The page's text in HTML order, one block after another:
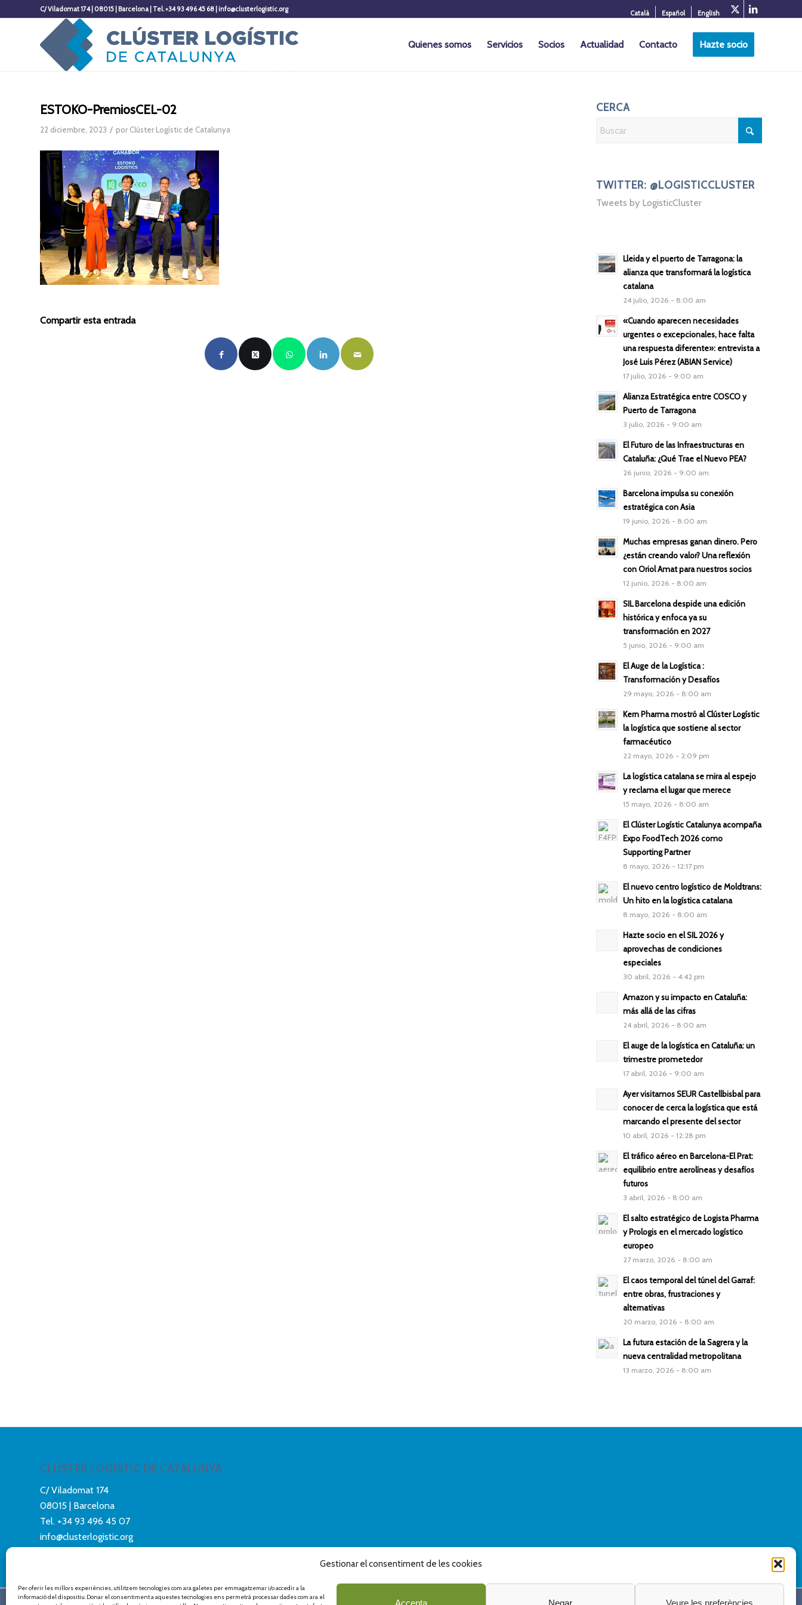
Gestionar el consentiment de les cookies
Per oferir les millors experiències, utilitzem tecnologies com ara galetes per emmagatzemar i/o accedir a la
informació del dispositiu. Donar el consentiment a aquestes tecnologies ens permetrà processar dades com ara el
Accepta Negar Veure les preferències
Català Español English
C/ Viladomat 174 | 08015 | Barcelona | Tel. +34 93 496 45 68 | info@clusterlogistic.org
Quienes somos Servicios Socios Actualidad Contacto Hazte socio
ESTOKO-PremiosCEL-02
22 diciembre, 2023 / por Clúster Logístic de Catalunya
Compartir esta entrada
CERCA
TWITTER: @LOGISTICCLUSTER
Tweets by LogisticCluster
Lleida y el puerto de Tarragona: la
alianza que transformará la logística
catalana
24 julio, 2026 - 8:00 am
«Cuando aparecen necesidades
urgentes o excepcionales, hace falta
una respuesta diferente»: entrevista a
José Luis Pérez (ABIAN Service)
17 julio, 2026 - 9:00 am
Alianza Estratégica entre COSCO y
Puerto de Tarragona
3 julio, 2026 - 9:00 am
El Futuro de las Infraestructuras en
Cataluña: ¿Qué Trae el Nuevo PEA?
26 junio, 2026 - 9:00 am
Barcelona impulsa su conexión
estratégica con Asia
19 junio, 2026 - 8:00 am
Muchas empresas ganan dinero. Pero
¿están creando valor? Una reflexión
con Oriol Amat para nuestros socios
12 junio, 2026 - 8:00 am
SIL Barcelona despide una edición
histórica y enfoca ya su
transformación en 2027
5 junio, 2026 - 9:00 am
El Auge de la Logística :
Transformación y Desafíos
29 mayo, 2026 - 8:00 am
Kern Pharma mostró al Clúster Logístic
la logística que sostiene al sector
farmacéutico
22 mayo, 2026 - 2:09 pm
La logística catalana se mira al espejo
y reclama el lugar que merece
15 mayo, 2026 - 8:00 am
El Clúster Logístic Catalunya acompaña
Expo FoodTech 2026 como
Supporting Partner
8 mayo, 2026 - 12:17 pm
El nuevo centro logístico de Moldtrans:
Un hito en la logística catalana
8 mayo, 2026 - 8:00 am
Hazte socio en el SIL 2026 y
aprovechas de condiciones
especiales
30 abril, 2026 - 4:42 pm
Amazon y su impacto en Cataluña:
más allá de las cifras
24 abril, 2026 - 8:00 am
El auge de la logística en Cataluña: un
trimestre prometedor
17 abril, 2026 - 9:00 am
Ayer visitamos SEUR Castellbisbal para
conocer de cerca la logística que está
marcando el presente del sector
10 abril, 2026 - 12:28 pm
El tráfico aéreo en Barcelona-El Prat:
equilibrio entre aerolíneas y desafíos
futuros
3 abril, 2026 - 8:00 am
El salto estratégico de Logista Pharma
y Prologis en el mercado logístico
europeo
27 marzo, 2026 - 8:00 am
El caos temporal del túnel del Garraf:
entre obras, frustraciones y
alternativas
20 marzo, 2026 - 8:00 am
La futura estación de la Sagrera y la
nueva centralidad metropolitana
13 marzo, 2026 - 8:00 am
CLÚSTER LOGÍSTIC DE CATALUNYA
C/ Viladomat 174
08015 | Barcelona
Tel. +34 93 496 45 07
info@clusterlogistic.org